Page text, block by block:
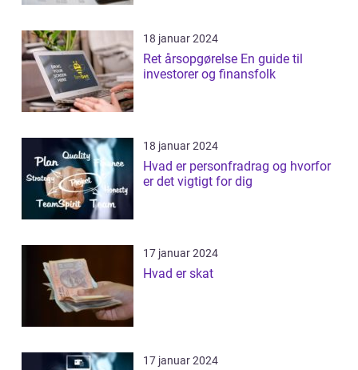
18 januar 2024
Ret årsopgørelse En guide til
investorer og finansfolk
18 januar 2024
Hvad er personfradrag og hvorfor
er det vigtigt for dig
17 januar 2024
Hvad er skat
17 januar 2024